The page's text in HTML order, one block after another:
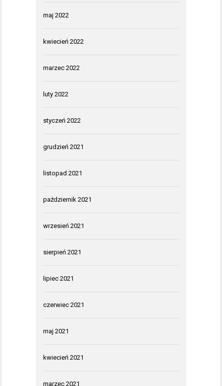
maj 2022
kwiecień 2022
marzec 2022
luty 2022
styczeń 2022
grudzień 2021
listopad 2021
październik 2021
wrzesień 2021
sierpień 2021
lipiec 2021
czerwiec 2021
maj 2021
kwiecień 2021
marzec 2021